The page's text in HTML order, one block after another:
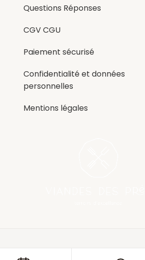
Questions Réponses
CGV CGU
Paiement sécurisé
Confidentialité et données
personnelles
Mentions légales